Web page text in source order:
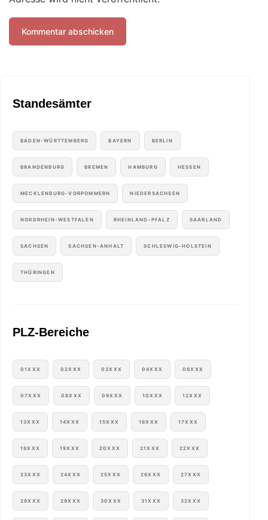
Standesämter
BADEN-WÜRTTEMBERG BAYERN BERLIN
BRANDENBURG BREMEN HAMBURG HESSEN
MECKLENBURG-VORPOMMERN NIEDERSACHSEN
NORDRHEIN-WESTFALEN RHEINLAND-PFALZ SAARLAND
SACHSEN SACHSEN-ANHALT SCHLESWIG-HOLSTEIN
THÜRINGEN
PLZ-Bereiche
01XXX 02XXX 03XXX 04XXX 06XXX
07XXX 08XXX 09XXX 10XXX 12XXX
13XXX 14XXX 15XXX 16XXX 17XXX
18XXX 19XXX 20XXX 21XXX 22XXX
23XXX 24XXX 25XXX 26XXX 27XXX
28XXX 29XXX 30XXX 31XXX 32XXX